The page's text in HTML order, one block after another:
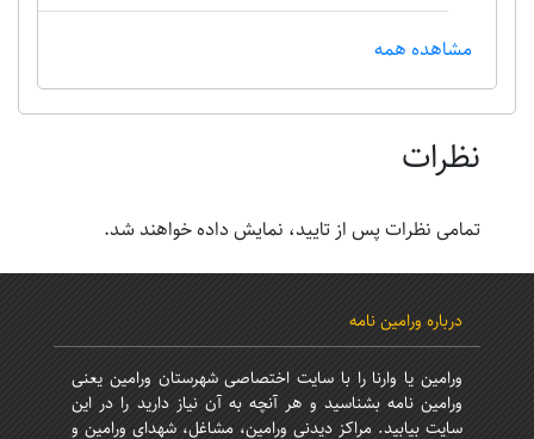
مشاهده همه
نظرات
تمامی نظرات پس از تایید، نمایش داده خواهند شد.
درباره ورامین نامه
ورامین یا وارنا را با سایت اختصاصی شهرستان ورامین یعنی
ورامین نامه بشناسید و هر آنچه به آن نیاز دارید را در این
سایت بیابید. مراکز دیدنی ورامین، مشاغل، شهدای ورامین و